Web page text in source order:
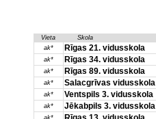
Vieta
Skola
ak*
Rīgas 21. vidusskola
ak* Rīgas 34. vidusskola
ak* Rīgas 89. vidusskola
ak* Salacgrīvas vidusskola
ak* Ventspils 3. vidusskola
ak* Jēkabpils 3. vidusskola
ak*